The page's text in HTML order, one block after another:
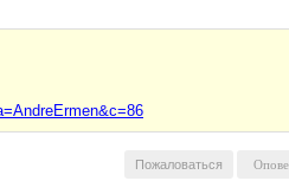
Пожаловаться